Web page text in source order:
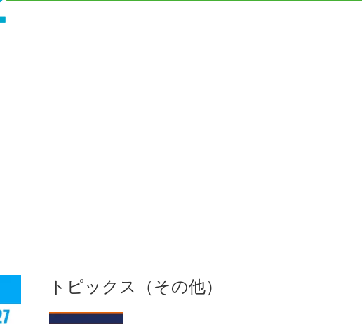
トピックス（その他）